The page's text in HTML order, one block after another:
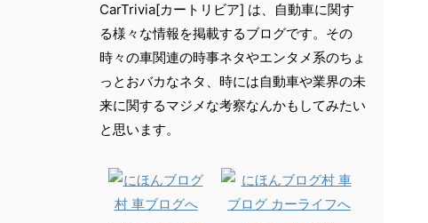
CarTrivia[カートリビア] は、自動車に関す
る様々な情報を掲載するブログです。その
時々の車関連の時事ネタやエンタメ系のちょ
っとおバカなネタ、時には自動車や業界の未
来に関するマジメな考察なんかもしてみたい
と思います。